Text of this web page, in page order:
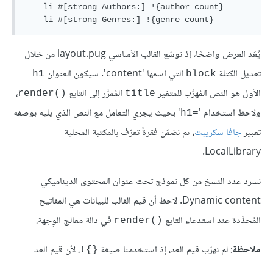
يُعَد العرض واضحًا، إذ نوسّع القالب الأساسي layout.pug من خلال
تعديل الكتلة block التي اسمها 'content'. سيكون العنوان h1
الأول هو النص المُهرَّب للمتغير title المُمرَّر إلى التابع render()‎،
ولاحظ استخدام 'h1=‎' بحيث يجري التعامل مع النص الذي يليه بوصفه
تعبيرجافا سكريبت، ثم نضمّن فقرةً تعرّف بالمكتبة المحلية
LocalLibrary.
نسرد عدد النسخ من كل نموذج تحت عنوان المحتوى الديناميكي
Dynamic content. لاحظ أن قيم القالب للبيانات هي المفاتيح
المُحدَّدة عند استدعاء التابع render()‎ في دالة معالج الوِجهة.
ملاحظة: لم نهرّب قيم العد، إذ استخدمنا صيغة {}! ، لأن قيم العد